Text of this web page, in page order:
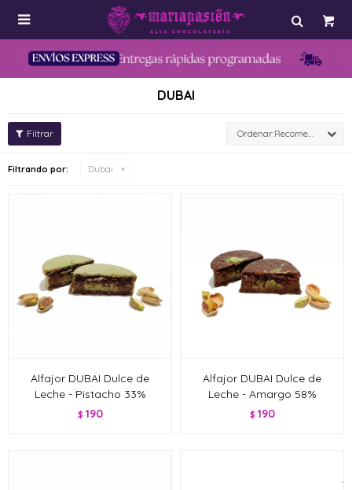

DUBAI
Recomendados
Filtrando por: Dubai
Alfajor DUBAI Dulce de
Leche - Pistacho 33%
$ 190
Alfajor DUBAI Dulce de
Leche - Amargo 58%
$ 190